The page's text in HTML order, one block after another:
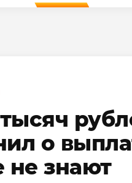
о
не знают